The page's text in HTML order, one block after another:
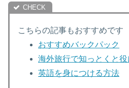
こちらの記事もおすすめです
おすすめバックパック
海外旅行で知っとくと役
英語を身につける方法